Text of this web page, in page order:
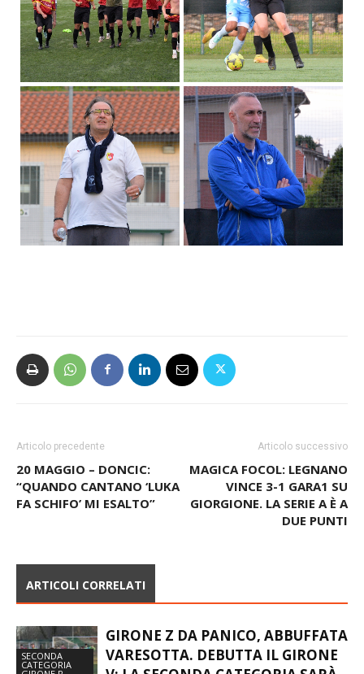
20 MAGGIO – DONCIC:
“QUANDO CANTANO ‘LUKA
FA SCHIFO’ MI ESALTO”
MAGICA FOCOL: LEGNANO
GIORGIONE. LA SERIE A È A
DUE PUNTI
SECONDA
CATEGORIA
GIRONE R
GIRONE Z DA PANICO, ABBUFFATA
V: LA SECONDA CATEGORIA SARÀ
UNO SPETTACOLO